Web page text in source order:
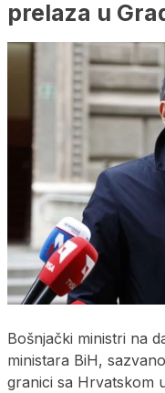
prelaza u
Bošnjački ministri na
ministara BiH,
granici sa Hrvatskom